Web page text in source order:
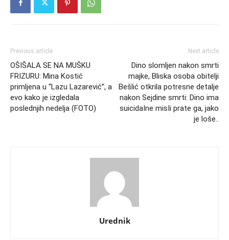
Previous article
OŠIŠALA SE NA MUŠKU
FRIZURU: Mina Kostić
primljena u “Lazu Lazarević”, a
evo kako je izgledala
poslednjih nedelja (FOTO)
Next article
Dino slomljen nakon smrti
majke, Bliska osoba obitelji
Bešlić otkrila potresne detalje
nakon Sejdine smrti: Dino ima
suicidaIne misIi prate ga, jako
je loše..
Urednik